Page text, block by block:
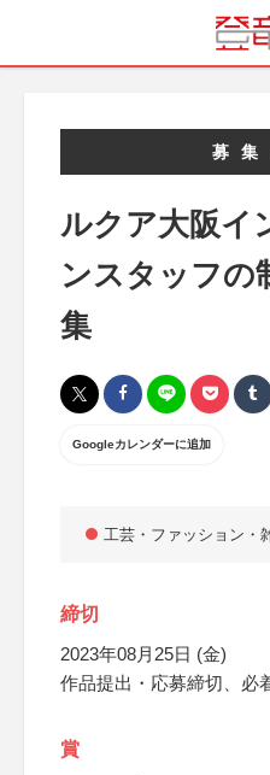
募集
ルクア大阪イ
ンスタッフの
集
Googleカレンダーに追加
工芸・ファッション・
締切
2023年08月25日 (金)
作品提出・応募締切、必
賞